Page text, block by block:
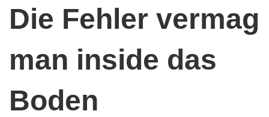
Die Fehler vermag
man inside das
Boden